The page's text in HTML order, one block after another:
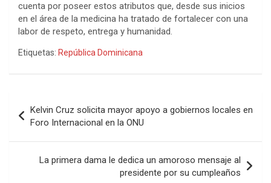
cuenta por poseer estos atributos que, desde sus inicios
en el área de la medicina ha tratado de fortalecer con una
labor de respeto, entrega y humanidad.
Etiquetas: República Dominicana
de
entradas
Kelvin Cruz solicita mayor apoyo a gobiernos locales en
Foro Internacional en la ONU
La primera dama le dedica un amoroso mensaje al
presidente por su cumpleaños